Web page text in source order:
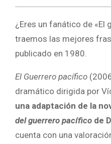
¿Eres un fanático de «El
traemos las mejores
publicado en 1980.
El Guerrero pacífico
dramático dirigida por
una adaptación de la
del guerrero pacífico de
cuenta con una